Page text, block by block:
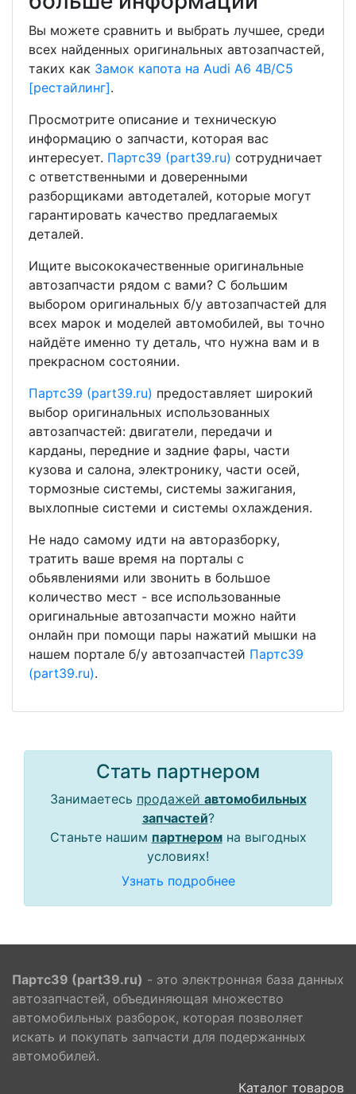
Вы можете сравнить и выбрать лучшее, среди
всех найденных оригинальных автозапчастей,
таких как Замок капота на Audi A6 4B/C5
[рестайлинг].
Просмотрите описание и техническую
информацию о запчасти, которая вас
интересует. Партс39 (part39.ru) сотрудничает
с ответственными и доверенными
разборщиками автодеталей, которые могут
гарантировать качество предлагаемых
деталей.
Ищите высококачественные оригинальные
автозапчасти рядом с вами? С большим
выбором оригинальных б/у автозапчастей для
всех марок и моделей автомобилей, вы точно
найдёте именно ту деталь, что нужна вам и в
прекрасном состоянии.
Партс39 (part39.ru) предоставляет широкий
выбор оригинальных использованных
автозапчастей: двигатели, передачи и
карданы, передние и задние фары, части
кузова и салона, электронику, части осей,
тормозные системы, системы зажигания,
выхлопные системи и системы охлаждения.
Не надо самому идти на авторазборку,
тратить ваше время на порталы с
обьявлениями или звонить в большое
количество мест - все использованные
оригинальные автозапчасти можно найти
онлайн при помощи пары нажатий мышки на
нашем портале б/у автозапчастей Партс39
(part39.ru).
Стать партнером
Занимаетесь продажей автомобильных
запчастей?
Станьте нашим партнеромна выгодных
условиях!
Узнать подробнее
Партс39 (part39.ru) - это электронная база данных
автозапчастей, объединяющая множество
автомобильных разборок, которая позволяет
искать и покупать запчасти для подержанных
автомобилей.
Каталог товаров